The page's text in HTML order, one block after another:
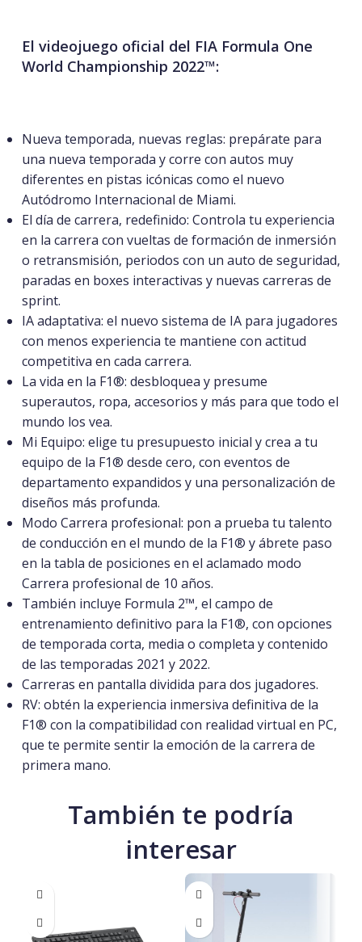
El videojuego oficial del FIA Formula One
World Championship 2022™:
Nueva temporada, nuevas reglas: prepárate para
una nueva temporada y corre con autos muy
diferentes en pistas icónicas como el nuevo
Autódromo Internacional de Miami.
El día de carrera, redefinido: Controla tu experiencia
en la carrera con vueltas de formación de inmersión
o retransmisión, periodos con un auto de seguridad,
paradas en boxes interactivas y nuevas carreras de
sprint.
IA adaptativa: el nuevo sistema de IA para jugadores
con menos experiencia te mantiene con actitud
competitiva en cada carrera.
La vida en la F1®: desbloquea y presume
superautos, ropa, accesorios y más para que todo el
mundo los vea.
Mi Equipo: elige tu presupuesto inicial y crea a tu
equipo de la F1® desde cero, con eventos de
departamento expandidos y una personalización de
diseños más profunda.
Modo Carrera profesional: pon a prueba tu talento
de conducción en el mundo de la F1® y ábrete paso
en la tabla de posiciones en el aclamado modo
Carrera profesional de 10 años.
También incluye Formula 2™, el campo de
entrenamiento definitivo para la F1®, con opciones
de temporada corta, media o completa y contenido
de las temporadas 2021 y 2022.
Carreras en pantalla dividida para dos jugadores.
RV: obtén la experiencia inmersiva definitiva de la
F1® con la compatibilidad con realidad virtual en PC,
que te permite sentir la emoción de la carrera de
primera mano.
También te podría
interesar